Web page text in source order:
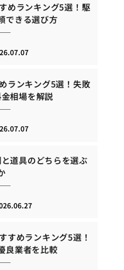
めランキング5選！駆
できる選び方
ランキング5選！失敗
相場を解説
道具のどちらを選ぶ
すめランキング5選！
良業者を比較